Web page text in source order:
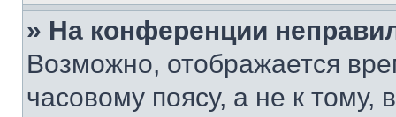
» На конференции
Возможно, отображается
часовому поясу, а не к тому,